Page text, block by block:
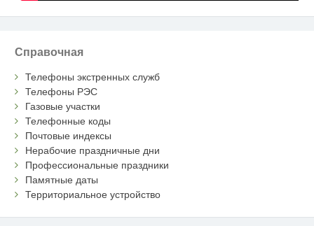
Справочная
Телефоны экстренных служб
Телефоны РЭС
Газовые участки
Телефонные коды
Почтовые индексы
Нерабочие праздничные дни
Профессиональные праздники
Памятные даты
Территориальное устройство